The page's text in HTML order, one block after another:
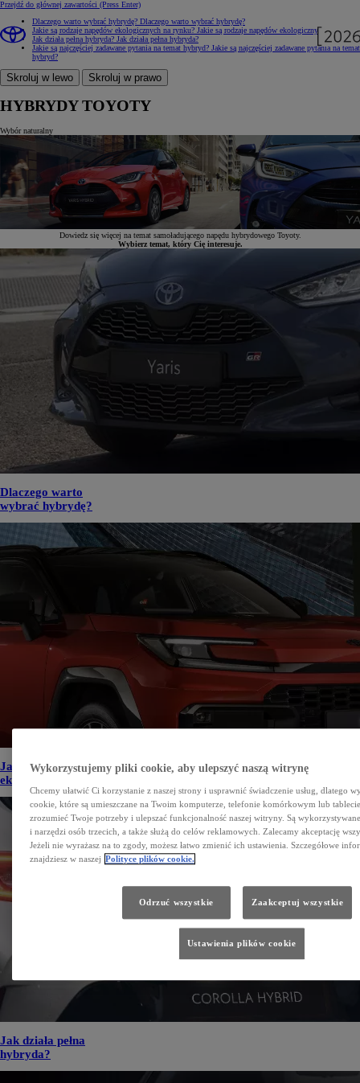
Przejdź do głównej zawartości (Press Enter)
Dlaczego warto wybrać hybrydę? Dlaczego warto wybrać hybrydę?
Jakie są rodzaje napędów ekologicznych na rynku? Jakie są rodzaje napędów ekologicznych na rynku?
Jak działa pełna hybryda? Jak działa pełna hybryda?
Jakie są najczęściej zadawane pytania na temat hybryd? Jakie są najczęściej zadawane pytania na temat
hybryd?
Skroluj w lewo Skroluj w prawo
HYBRYDY TOYOTY
Wybór naturalny
Dowiedz się więcej na temat samoładującego napędu hybrydowego Toyoty.
Wybierz temat, który Cię interesuje.
Dlaczego warto
wybrać hybrydę?
Jakie są rodzaje napędów
ekologicznych na rynku?
Jak działa pełna
hybryda?
Wykorzystujemy pliki cookie, aby ulepszyć naszą witrynę
Chcemy ułatwić Ci korzystanie z naszej strony i usprawnić świadczenie usług, dlatego
cookie, które są umieszczane na Twoim komputerze, telefonie komórkowym lub
zrozumieć Twoje potrzeby i ulepszać funkcjonalność naszej witryny. Są
i narzędzi osób trzecich, a także służą do celów reklamowych. Zalecamy akceptację
Jeżeli nie wyrażasz na to zgody, możesz łatwo zmienić ich ustawienia. Szczegółowe
znajdziesz w naszej Polityce plików cookie.
Odrzuć wszystkie Zaakceptuj wszystkie
Ustawienia plików cookie